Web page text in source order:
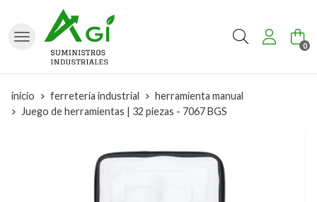
Buscar 0
inicio ferretería industrial
herramienta manual
Juego de herramientas | 32 piezas - 7067 BGS